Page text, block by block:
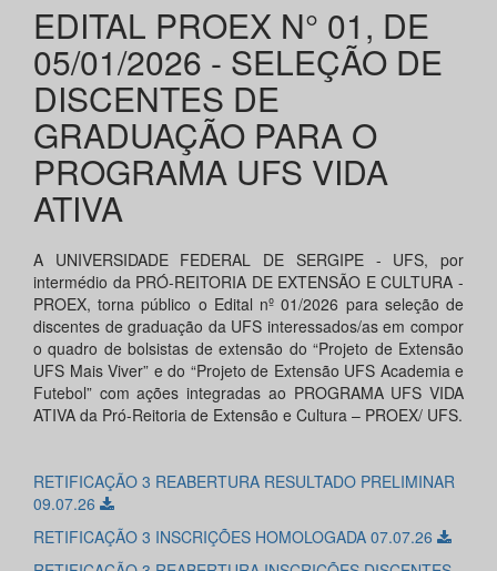
EDITAL PROEX N° 01, DE
05/01/2026 - SELEÇÃO DE
DISCENTES DE
GRADUAÇÃO PARA O
PROGRAMA UFS VIDA
ATIVA
A UNIVERSIDADE FEDERAL DE SERGIPE - UFS, por
intermédio da PRÓ-REITORIA DE EXTENSÃO E CULTURA -
PROEX, torna público o Edital nº 01/2026 para seleção de
discentes de graduação da UFS interessados/as em compor
o quadro de bolsistas de extensão do “Projeto de Extensão
UFS Mais Viver” e do “Projeto de Extensão UFS Academia e
Futebol” com ações integradas ao PROGRAMA UFS VIDA
ATIVA da Pró-Reitoria de Extensão e Cultura – PROEX/ UFS.
RETIFICAÇÃO 3 REABERTURA RESULTADO PRELIMINAR
09.07.26
RETIFICAÇÃO 3 INSCRIÇÕES HOMOLOGADA 07.07.26